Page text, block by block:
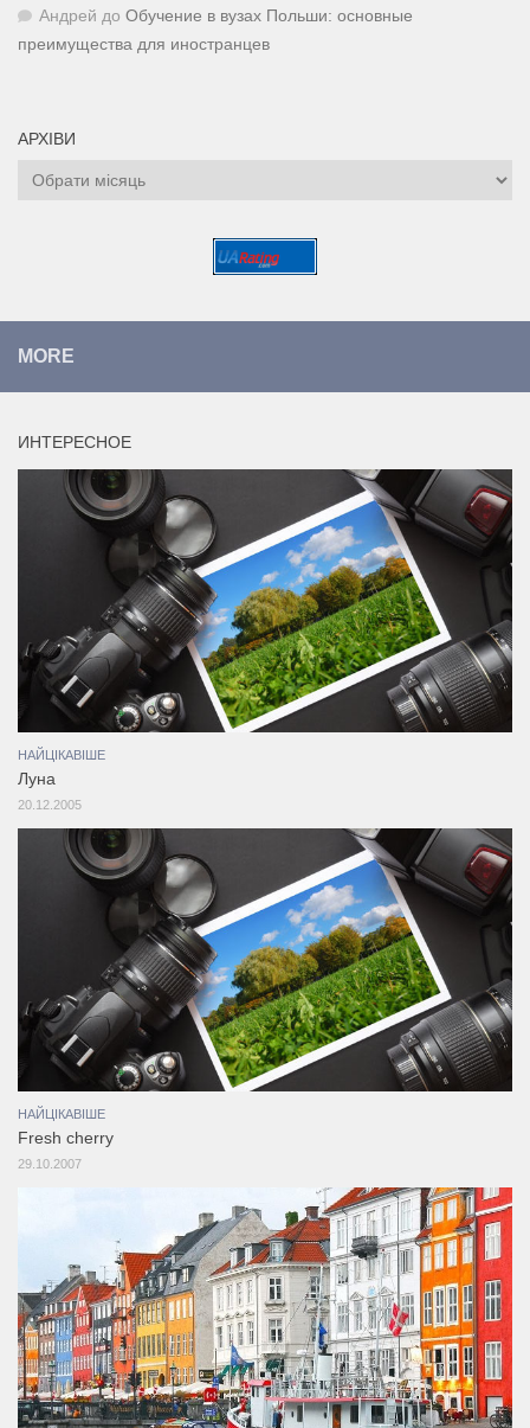
Андрей до Обучение в вузах Польши: основные
преимущества для иностранцев
АРХІВИ
Архіви
MORE
ИНТЕРЕСНОЕ
НАЙЦІКАВІШЕ
Луна
20.12.2005
НАЙЦІКАВІШЕ
Fresh cherry
29.10.2007